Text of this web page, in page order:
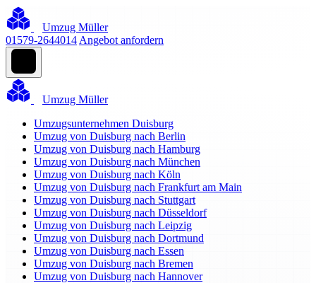
Umzug Müller
01579-2644014 Angebot anfordern
Umzug Müller
Umzugsunternehmen Duisburg
Umzug von Duisburg nach Berlin
Umzug von Duisburg nach Hamburg
Umzug von Duisburg nach München
Umzug von Duisburg nach Köln
Umzug von Duisburg nach Frankfurt am Main
Umzug von Duisburg nach Stuttgart
Umzug von Duisburg nach Düsseldorf
Umzug von Duisburg nach Leipzig
Umzug von Duisburg nach Dortmund
Umzug von Duisburg nach Essen
Umzug von Duisburg nach Bremen
Umzug von Duisburg nach Hannover